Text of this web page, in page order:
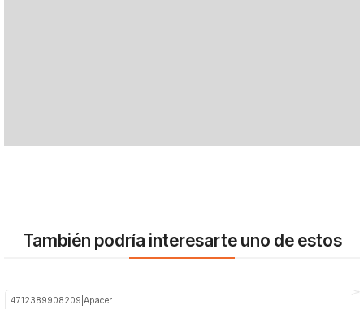
También podría interesarte uno de estos
4712389908209 |Apacer